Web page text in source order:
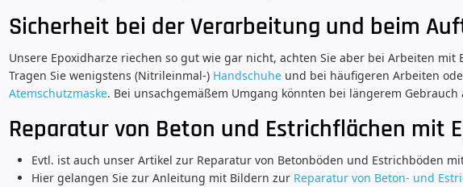
Sicherheit bei der Verarbeitung und beim
Unsere Epoxidharze riechen so gut wie gar nicht, achten Sie aber bei Arbeiten
Tragen Sie wenigstens (Nitrileinmal-) Handschuhe und bei häufigeren Arbeiten
Atemschutzmaske. Bei unsachgemäßem Umgang könnten bei längerem
Reparatur von Beton und Estrichflächen mit
Evtl. ist auch unser Artikel zur Reparatur von Betonböden und Estrichböden
Hier gelangen Sie zur Anleitung mit Bildern zur Reparatur von Beton- und